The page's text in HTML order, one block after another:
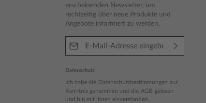
erscheinenden Newsletter, um
rechtzeitig über neue Produkte und
Angebote informiert zu werden.
Datenschutz
Ich habe die Datenschutzbestimmungen zur
Kenntnis genommen und die AGB gelesen
und bin mit ihnen einverstanden.